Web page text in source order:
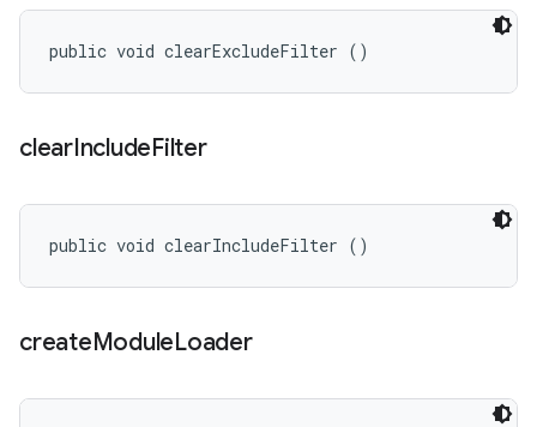
public void clearExcludeFilter ()
clearIncludeFilter
public void clearIncludeFilter ()
createModuleLoader